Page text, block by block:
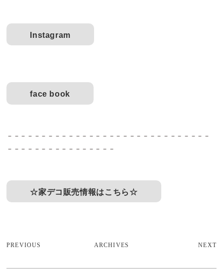
Instagram
face book
－－－－－－－－－－－－－－－－－－－－－－－－－－－－－－
－－－－－－－－－－－－－－－－
☆家デコ販売情報はこちら☆
PREVIOUS ARCHIVES NEXT